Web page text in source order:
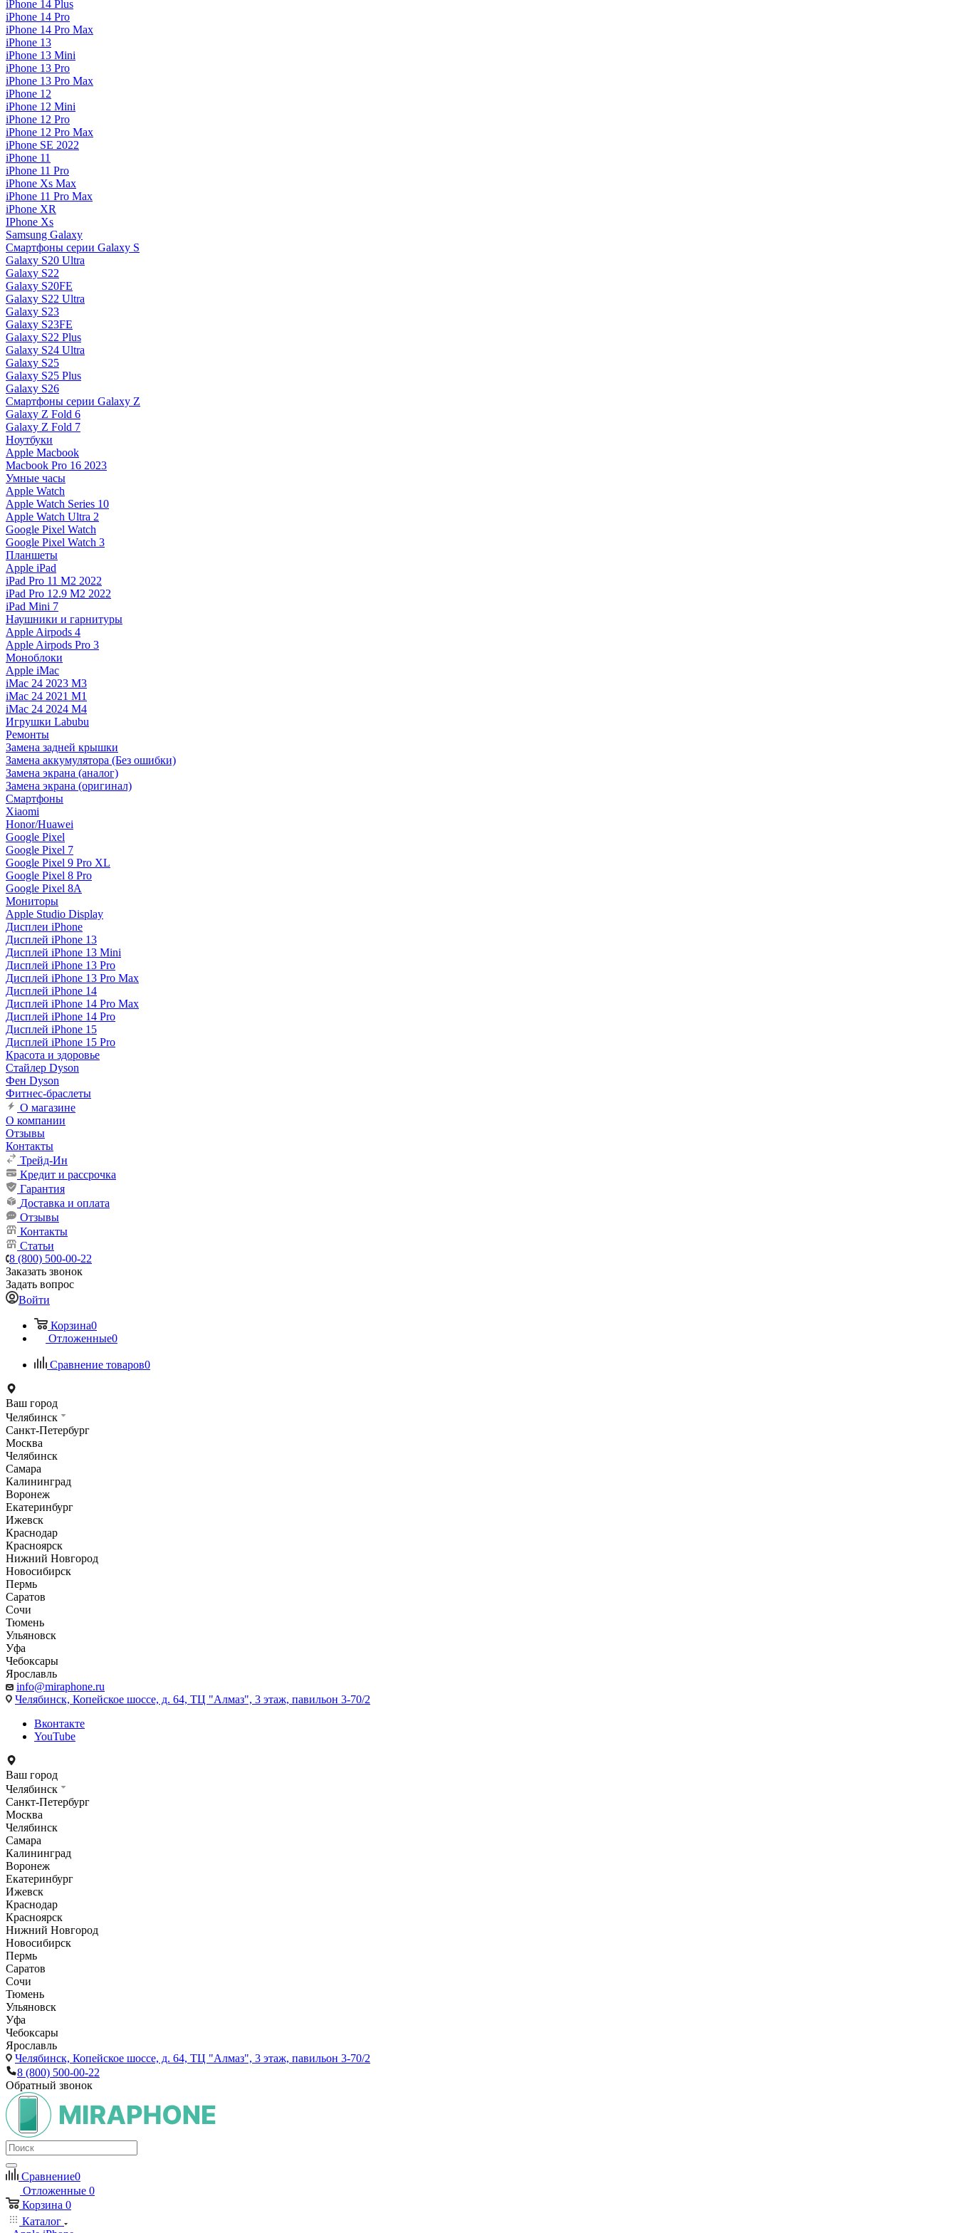
iPhone 14 Plus
iPhone 14 Pro
iPhone 14 Pro Max
iPhone 13
iPhone 13 Mini
iPhone 13 Pro
iPhone 13 Pro Max
iPhone 12
iPhone 12 Mini
iPhone 12 Pro
iPhone 12 Pro Max
iPhone SE 2022
iPhone 11
iPhone 11 Pro
iPhone Xs Max
iPhone 11 Pro Max
iPhone XR
IPhone Xs
Samsung Galaxy
Смартфоны серии Galaxy S
Galaxy S20 Ultra
Galaxy S22
Galaxy S20FE
Galaxy S22 Ultra
Galaxy S23
Galaxy S23FE
Galaxy S22 Plus
Galaxy S24 Ultra
Galaxy S25
Galaxy S25 Plus
Galaxy S26
Смартфоны серии Galaxy Z
Galaxy Z Fold 6
Galaxy Z Fold 7
Ноутбуки
Apple Macbook
Macbook Pro 16 2023
Умные часы
Apple Watch
Apple Watch Series 10
Apple Watch Ultra 2
Google Pixel Watch
Google Pixel Watch 3
Планшеты
Apple iPad
iPad Pro 11 M2 2022
iPad Pro 12.9 M2 2022
iPad Mini 7
Наушники и гарнитуры
Apple Airpods 4
Apple Airpods Pro 3
Моноблоки
Apple iMac
iMac 24 2023 M3
iMac 24 2021 M1
iMac 24 2024 M4
Игрушки Labubu
Ремонты
Замена задней крышки
Замена аккумулятора (Без ошибки)
Замена экрана (аналог)
Замена экрана (оригинал)
Смартфоны
Xiaomi
Honor/Huawei
Google Pixel
Google Pixel 7
Google Pixel 9 Pro XL
Google Pixel 8 Pro
Google Pixel 8A
Мониторы
Apple Studio Display
Дисплеи iPhone
Дисплей iPhone 13
Дисплей iPhone 13 Mini
Дисплей iPhone 13 Pro
Дисплей iPhone 13 Pro Max
Дисплей iPhone 14
Дисплей iPhone 14 Pro Max
Дисплей iPhone 14 Pro
Дисплей iPhone 15
Дисплей iPhone 15 Pro
Красота и здоровье
Стайлер Dyson
Фен Dyson
Фитнес-браслеты
О магазине
О компании
Отзывы
Контакты
Трейд-Ин
Кредит и рассрочка
Гарантия
Доставка и оплата
Отзывы
Контакты
Статьи
8 (800) 500-00-22
Заказать звонок
Задать вопрос
Войти
Корзина0
Отложенные0
Сравнение товаров0
Ваш город
Челябинск
Санкт-Петербург
Москва
Челябинск
Самара
Калининград
Воронеж
Екатеринбург
Ижевск
Краснодар
Красноярск
Нижний Новгород
Новосибирск
Пермь
Саратов
Сочи
Тюмень
Ульяновск
Уфа
Чебоксары
Ярославль
info@miraphone.ru
Челябинск, Копейское шоссе, д. 64, ТЦ "Алмаз", 3 этаж, павильон 3-70/2
Вконтакте
YouTube
Ваш город
Челябинск
Санкт-Петербург
Москва
Челябинск
Самара
Калининград
Воронеж
Екатеринбург
Ижевск
Краснодар
Красноярск
Нижний Новгород
Новосибирск
Пермь
Саратов
Сочи
Тюмень
Ульяновск
Уфа
Чебоксары
Ярославль
Челябинск, Копейское шоссе, д. 64, ТЦ "Алмаз", 3 этаж, павильон 3-70/2
8 (800) 500-00-22
Обратный звонок
Сравнение0
Отложенные 0
Корзина 0
Каталог